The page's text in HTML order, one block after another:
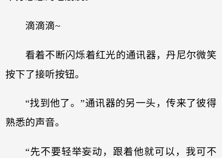
滴滴滴~
看着不断闪烁着红光的通讯器，丹尼尔微笑
按下了接听按钮。
“找到他了。”通讯器的另一头，传来了彼得
熟悉的声音。
“先不要轻举妄动，跟着他就可以，我可不